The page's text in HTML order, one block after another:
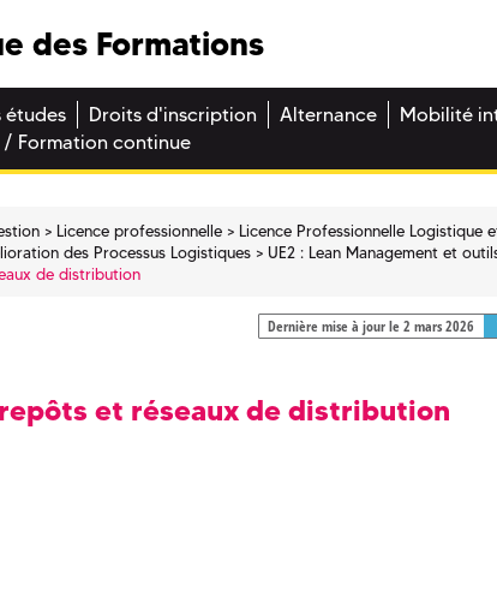
des Formations
études Droits d'inscription Alternance Mobilité
/ Formation continue
Licence professionnelle
Licence Professionnelle Logistique
des Processus Logistiques
UE2 : Lean Management et
de distribution
Dernière mise à jour le 2 mars 2026
et réseaux de distribution